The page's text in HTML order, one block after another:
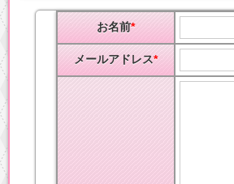
お名前*
メールアドレス*